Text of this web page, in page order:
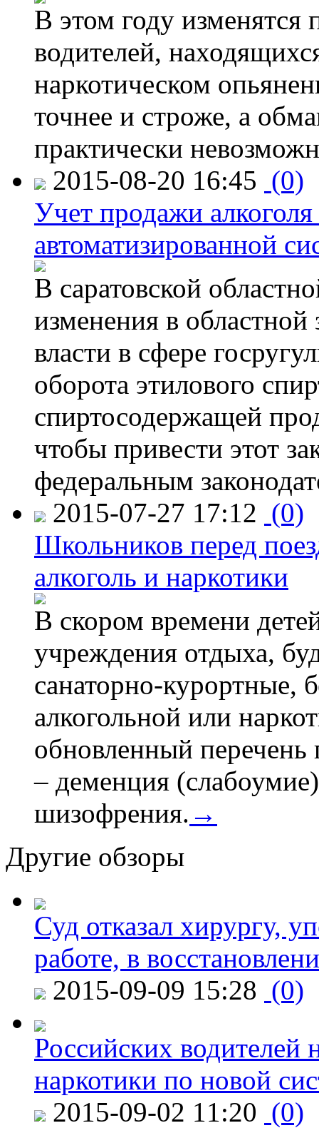
В этом году изменятся
водителей,
наркотическом
точнее и строже, а
практически
2015-08-20 16:45 (0)
Учет продажи
автоматизированной
В саратовской
изменения в
власти в сфере
оборота этилового
спиртосодержащей
чтобы привести этот
федеральным
2015-07-27 17:12 (0)
Школьников перед
алкоголь и наркотики
В скором времени
учреждения отдыха,
санаторно-курортные,
алкогольной или
обновленный
– деменция
шизофрения. →
Другие обзоры
Суд отказал хирургу,
работе, в
2015-09-09 15:28 (0)
Российских водителей
наркотики по новой
2015-09-02 11:20 (0)